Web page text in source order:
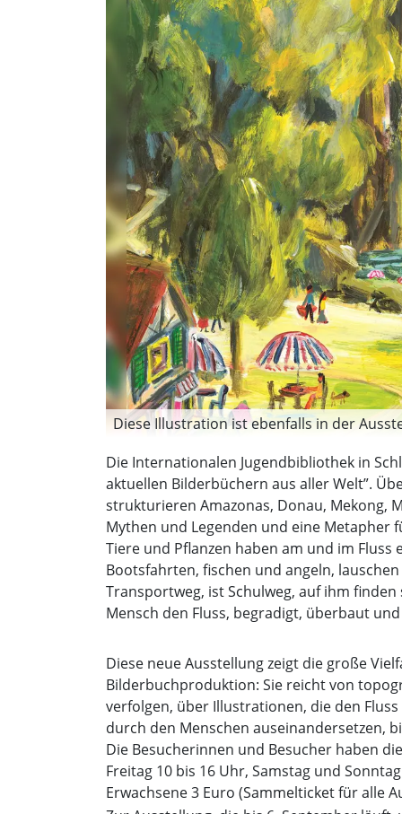
Diese Illustration ist ebenfalls in der
Die Internationalen Jugendbibliothek in
aktuellen Bilderbüchern aus aller Welt”.
strukturieren Amazonas, Donau, Mekong,
Mythen und Legenden und eine Metapher
Tiere und Pflanzen haben am und im
Bootsfahrten, fischen und angeln,
Transportweg, ist Schulweg, auf ihm
Mensch den Fluss, begradigt, überbaut
Diese neue Ausstellung zeigt die große
Bilderbuchproduktion: Sie reicht von
verfolgen, über Illustrationen, die den
durch den Menschen auseinandersetzen,
Die Besucherinnen und Besucher haben
Freitag 10 bis 16 Uhr, Samstag und
Erwachsene 3 Euro (Sammelticket für alle